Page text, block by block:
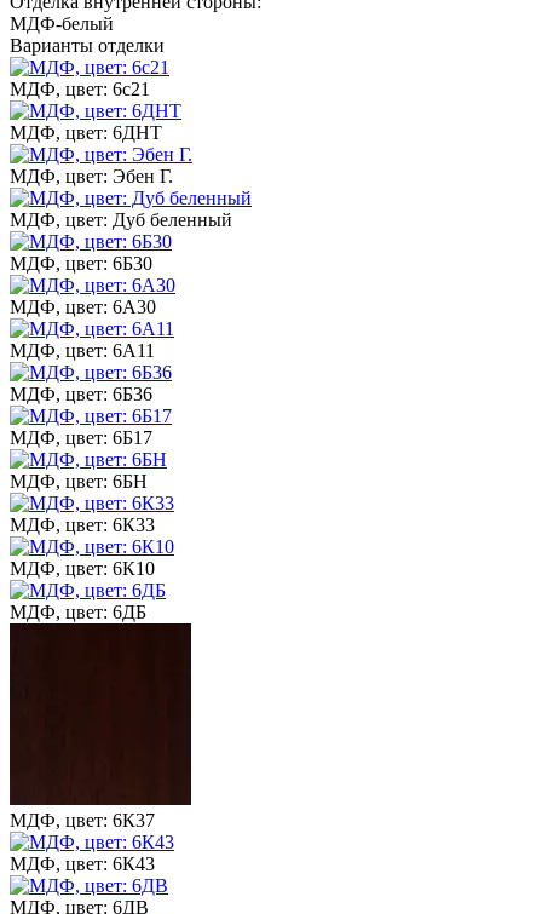
МДФ-белый
Варианты отделки
МДФ, цвет: 6с21
МДФ, цвет: 6ДНТ
МДФ, цвет: Эбен Г.
МДФ, цвет: Дуб беленный
МДФ, цвет: 6Б30
МДФ, цвет: 6А30
МДФ, цвет: 6А11
МДФ, цвет: 6Б36
МДФ, цвет: 6Б17
МДФ, цвет: 6БН
МДФ, цвет: 6К33
МДФ, цвет: 6К10
МДФ, цвет: 6ДБ
МДФ, цвет: 6К37
МДФ, цвет: 6К43
МДФ, цвет: 6ДВ